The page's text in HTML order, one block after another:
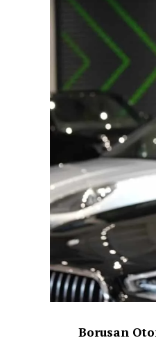
Borusan